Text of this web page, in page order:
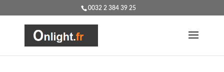
0032 2 384 39 25